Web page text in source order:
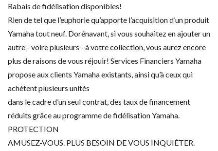
Rabais de fidélisation disponibles!
Rien de tel que l’euphorie qu’apporte l’acquisition d’un produit
Yamaha tout neuf. Dorénavant, si vous souhaitez en ajouter un
autre - voire plusieurs - à votre collection, vous aurez encore
plus de raisons de vous réjouir! Services Financiers Yamaha
propose aux clients Yamaha existants, ainsi qu’à ceux qui
achètent plusieurs unités
dans le cadre d’un seul contrat, des taux de financement
réduits grâce au programme de fidélisation Yamaha.
PROTECTION
AMUSEZ-VOUS. PLUS BESOIN DE VOUS INQUIÉTER.